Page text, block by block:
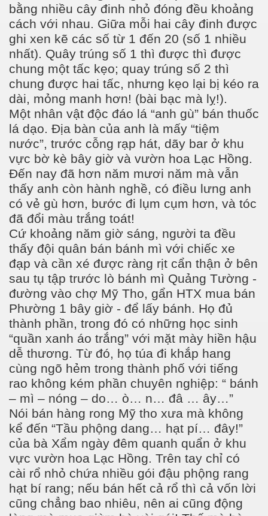
bằng nhiều cây đinh nhỏ đóng đều khoảng
cách với nhau. Giữa mỗi hai cây đinh được
ghi xen kẽ các số từ 1 đến 20 (số 1 nhiều
nhất). Quây trúng số 1 thì được thì được
chung một tấc kẹo; quay trúng số 2 thì
chung được hai tấc, nhưng kẹo lại bị kéo ra
dài, mỏng manh hơn! (bài bạc mà lỵ!).
Một nhân vật độc đáo lá “anh gù” bán thuốc
lá dạo. Địa bàn của anh là mấy “tiệm
nước”, trước cỗng rạp hát, dãy bar ở khu
vực bờ kè bây giờ và vườn hoa Lạc Hồng.
Đến nay đã hơn năm mươi năm mà vẫn
thấy anh còn hành nghề, có điều lưng anh
có vẻ gù hơn, bước đi lụm cụm hơn, và tóc
đã đổi màu trắng toát!
Cứ khoảng năm giờ sáng, người ta đều
thấy đội quân bán bánh mì với chiếc xe
đạp và cần xé được ràng rịt cẩn thận ở bên
sau tụ tập trước lò bánh mì Quảng Tường -
đường vào chợ Mỹ Tho, gẩn HTX mua bán
Phường 1 bây giờ - để lấy bánh. Họ đủ
thành phần, trong đó có những học sinh
“quần xanh áo trắng” với mặt mày hiền hậu
dễ thương. Từ đó, họ túa đi khắp hang
cùng ngõ hẻm trong thành phố với tiếng
rao không kém phần chuyên nghiệp: “ bánh
– mì – nóng – do… ò… n… đâ … ây…”
Nói bán hàng rong Mỹ tho xưa mà không
kể đến “Tầu phộng dang… hạt pí… đây!”
của bà Xẩm ngày đêm quanh quẩn ở khu
vực vườn hoa Lạc Hồng. Trên tay chỉ có
cài rổ nhỏ chứa nhiều gói đậu phộng rang
hạt bí rang; nếu bán hết cả rổ thì cả vốn lời
cũng chẳng bao nhiêu, nên ai cũng động